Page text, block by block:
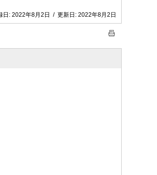
日: 2022年8月2日 / 更新日: 2022年8月2日